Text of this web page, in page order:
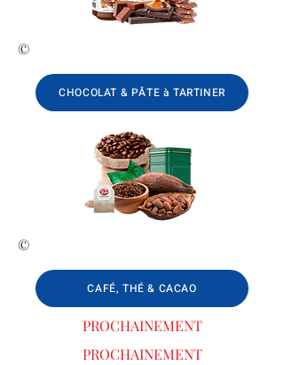
©
CHOCOLAT & PÂTE à TARTINER
©
CAFÉ, THÉ & CACAO
PROCHAINEMENT
PROCHAINEMENT